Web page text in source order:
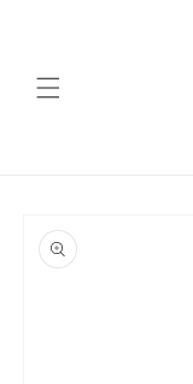
a la
información